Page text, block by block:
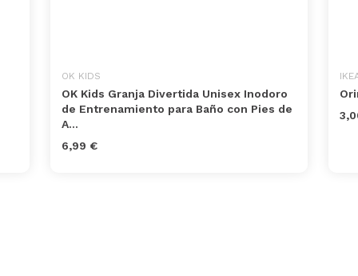
OK KIDS
OK Kids Granja Divertida Unisex Inodoro
de Entrenamiento para Baño con Pies de
A...
6,99 €